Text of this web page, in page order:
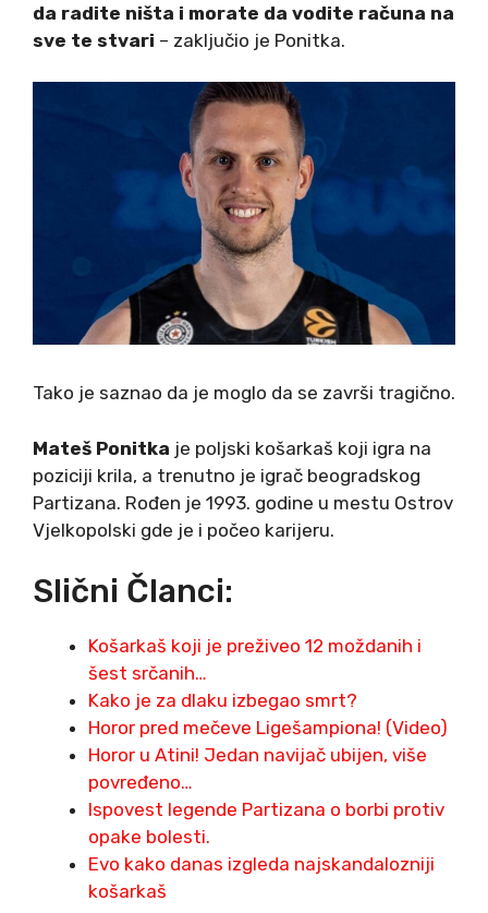
da radite ništa i morate da vodite računa na
sve te stvari – zaključio je Ponitka.
Tako je saznao da je moglo da se završi tragično.
Mateš Ponitka je poljski košarkaš koji igra na
poziciji krila, a trenutno je igrač beogradskog
Partizana. Rođen je 1993. godine u mestu Ostrov
Vjelkopolski gde je i počeo karijeru.
Slični Članci:
Košarkaš koji je preživeo 12 moždanih i
šest srčanih…
Kako je za dlaku izbegao smrt?
Horor pred mečeve Ligešampiona! (Video)
Horor u Atini! Jedan navijač ubijen, više
povređeno…
Ispovest legende Partizana o borbi protiv
opake bolesti.
Evo kako danas izgleda najskandalozniji
košarkaš